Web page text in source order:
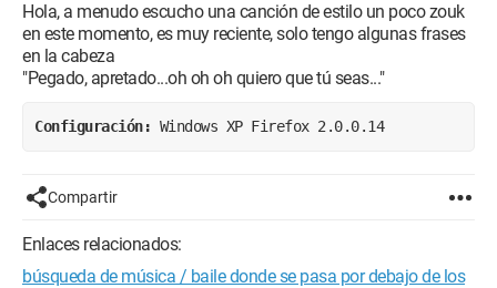
Hola, a menudo escucho una canción de estilo un poco zouk
en este momento, es muy reciente, solo tengo algunas frases
en la cabeza
"Pegado, apretado...oh oh oh quiero que tú seas..."
Configuración: Windows XP Firefox 2.0.0.14
Compartir
Enlaces relacionados:
búsqueda de música / baile donde se pasa por debajo de los